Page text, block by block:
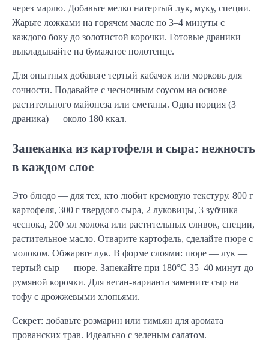
через марлю. Добавьте мелко натертый лук, муку, специи.
Жарьте ложками на горячем масле по 3–4 минуты с
каждого боку до золотистой корочки. Готовые драники
выкладывайте на бумажное полотенце.
Для опытных добавьте тертый кабачок или морковь для
сочности. Подавайте с чесночным соусом на основе
растительного майонеза или сметаны. Одна порция (3
драника) — около 180 ккал.
Запеканка из картофеля и сыра: нежность
в каждом слое
Это блюдо — для тех, кто любит кремовую текстуру. 800 г
картофеля, 300 г твердого сыра, 2 луковицы, 3 зубчика
чеснока, 200 мл молока или растительных сливок, специи,
растительное масло. Отварите картофель, сделайте пюре с
молоком. Обжарьте лук. В форме слоями: пюре — лук —
тертый сыр — пюре. Запекайте при 180°C 35–40 минут до
румяной корочки. Для веган-варианта замените сыр на
тофу с дрожжевыми хлопьями.
Секрет: добавьте розмарин или тимьян для аромата
прованских трав. Идеально с зеленым салатом.